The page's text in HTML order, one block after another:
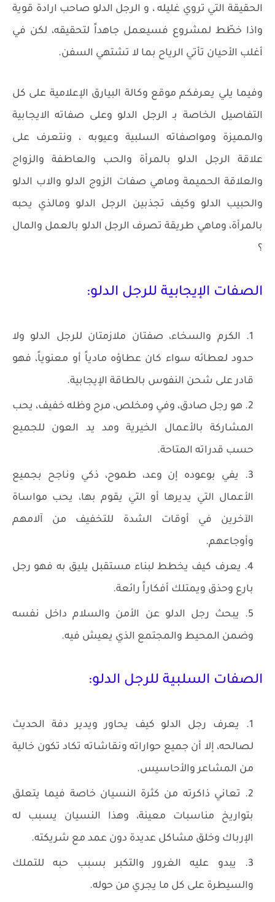
الحقيقة التي تروي غليله ، و الرجل الدلو صاحب ارادة قوية
واذا خطّط لمشروع فسيعمل جاهداً لتحقيقه، لكن في
أغلب الأحيان تأتي الرياح بما لا تشتهي السفن.
وفيما يلي يعرفكم موقع وكالة البيارق الإعلامية على كل
التفاصيل الخاصة بـ الرجل الدلو وعلى صفاته الايجابية
والمميزة ومواصفاته السلبية وعيوبه ، ونتعرف على
علاقة الرجل الدلو بالمرأة والحب والعاطفة والزواج
والعلاقة الحميمة وماهي صفات الزوج الدلو والاب الدلو
والحبيب الدلو وكيف تجذبين الرجل الدلو ومالذي يحبه
بالمرأة، وماهي طريقة تصرف الرجل الدلو بالعمل والمال
؟
الصفات الإيجابية للرجل الدلو:
الكرم والسخاء، صفتان ملازمتان للرجل الدلو ولا
حدود لعطائه سواء كان عطاؤه مادياً أو معنوياً، فهو
قادر على شحن النفوس بالطاقة الإيجابية.
هو رجل صادق، وفي ومخلص، مرح وظله خفيف، يحب
المشاركة بالأعمال الخيرية ومد يد العون للجميع
حسب قدراته المتاحة.
يفي بوعوده إن وعد، طموح، ذكي وناجح بجميع
الأعمال التي يديرها أو التي يقوم بها، يحب مواساة
الآخرين في أوقات الشدة للتخفيف من آلامهم
وأوجاعهم.
يعرف كيف يخطط لبناء مستقبل يليق به فهو رجل
بارع وحذق ويمتلك أفكاراً رائعة.
يبحث رجل الدلو عن الأمن والسلام داخل نفسه
وضمن المحيط والمجتمع الذي يعيش فيه.
الصفات السلبية للرجل الدلو:
يعرف رجل الدلو كيف يحاور ويدير دفة الحديث
لصالحه، إلا أن جميع حواراته ونقاشاته تكاد تكون خالية
من المشاعر والأحاسيس.
تعاني ذاكرته من كثرة النسيان خاصة فيما يتعلق
بتواريخ مناسبات معينة، وهذا النسيان يسبب له
الإرباك وخلق مشاكل عديدة دون عمد مع شريكته.
يبدو عليه الغرور والتكبر بسبب حبه للتملك
والسيطرة على كل ما يجري من حوله.